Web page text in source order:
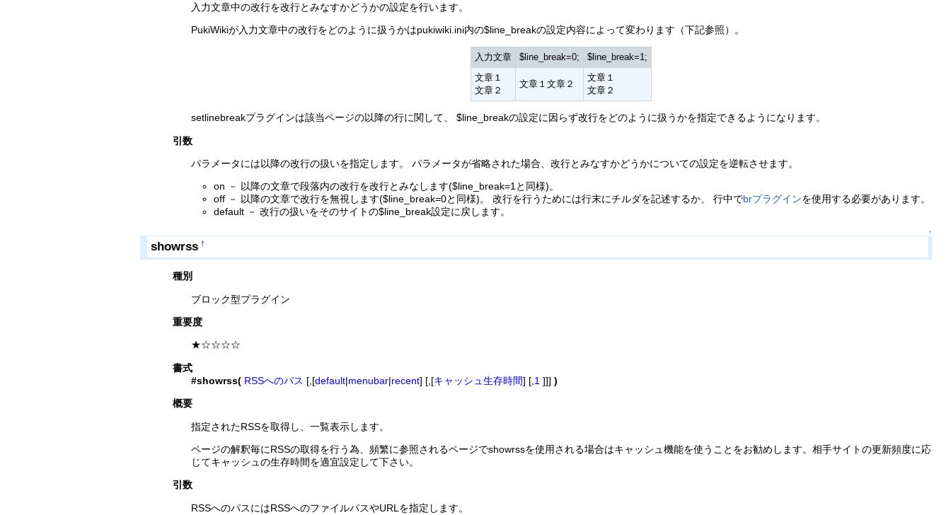
入力文章中の改行を改行とみなすかどうかの設定を行います。
PukiWikiが入力文章中の改行をどのように扱うかはpukiwiki.ini内の$line_breakの設定内容によって変わります（下記参照）。
入力文章 $line_break=0;
$line_break=1;
文章１
文章２
文章１文章２
文章１
文章２
setlinebreakプラグインは該当ページの以降の行に関して、 $line_breakの設定に因らず改行をどのように扱うかを指定できるようになります。
引数
パラメータには以降の改行の扱いを指定します。 パラメータが省略された場合、改行とみなすかどうかについての設定を逆転させます。
on － 以降の文章で段落内の改行を改行とみなします($line_break=1と同様)。
off － 以降の文章で改行を無視します($line_break=0と同様)。 改行を行うためには行末にチルダを記述するか、 行中でbrプラグインを使用する必要があります。
default － 改行の扱いをそのサイトの$line_break設定に戻します。
↑
showrss †
種別
ブロック型プラグイン
重要度
★☆☆☆☆
書式
#showrss( RSSへのパス [,[default|menubar|recent] [,[キャッシュ生存時間] [, 1 ]]] )
概要
指定されたRSSを取得し、一覧表示します。
ページの解釈毎にRSSの取得を行う為、頻繁に参照されるページでshowrssを使用される場合はキャッシュ機能を使うことをお勧めします。相手サイトの更新頻度に応
じてキャッシュの生存時間を適宜設定して下さい。
引数
RSSへのパスにはRSSへのファイルパスやURLを指定します。